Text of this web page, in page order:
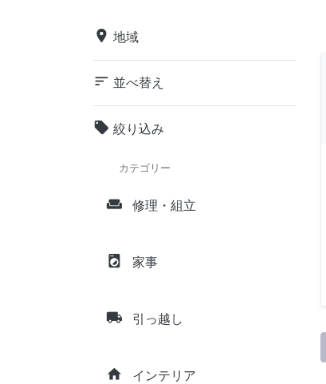
place 地域
sort 並べ替え
local_offer 絞り込み
カテゴリー
weekend 修理・組立
local_laundry_service 家事
local_shipping 引っ越し
home インテリア